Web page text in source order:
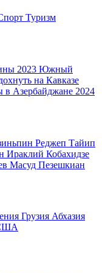
Туризм
2023 Южный
на Кавказе
в Азербайджане 2024
Реджеп Тайип
Ираклий Кобахидзе
Масуд Пезешкиан
Грузия Абхазия